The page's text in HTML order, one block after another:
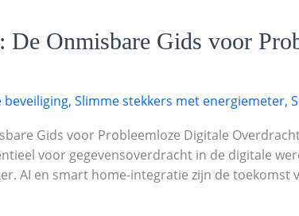
Onmisbare Gids voor
beveiliging, Slimme stekkers met energiemeter,
Gids voor Probleemloze Digitale
voor gegevensoverdracht in de digitale
AI en smart home-integratie zijn de toekomst